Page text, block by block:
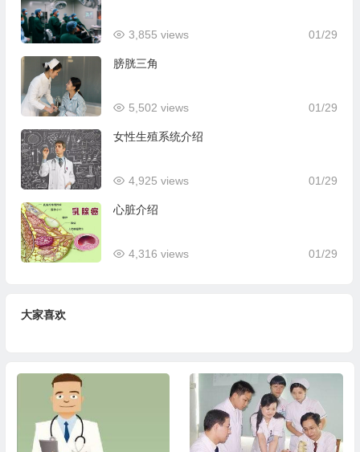
01/29
3,855 views
膀胱三角
01/29
5,502 views
女性生殖系统介绍
01/29
4,925 views
心脏介绍
01/29
4,316 views
大家喜欢